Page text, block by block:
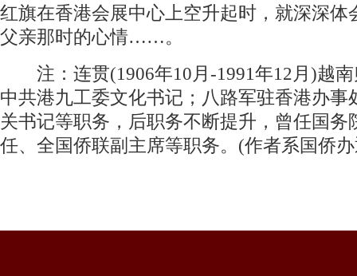
红旗在香港会展中心上空升起时，就深深体
父亲那时的心情……。
注：连贯(1906年10月-1991年12月)越南
中共港九工委文化书记；八路军驻香港办事
关书记等职务，后职务不断提升，曾任国务
任、全国侨联副主席等职务。(作者系国侨